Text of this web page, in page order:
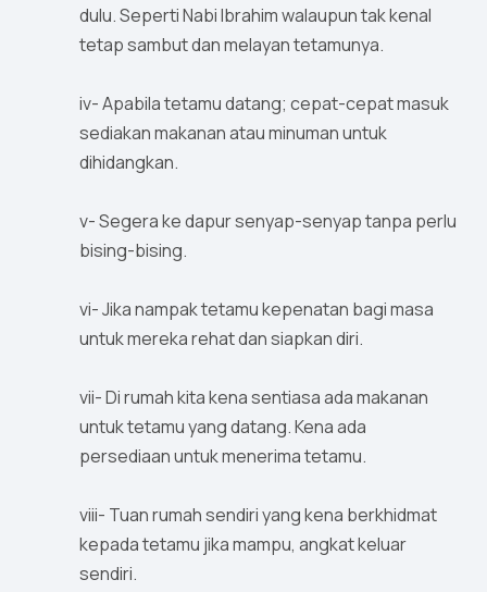
dulu. Seperti Nabi Ibrahim walaupun tak kenal
tetap sambut dan melayan tetamunya.
iv- Apabila tetamu datang; cepat-cepat masuk
sediakan makanan atau minuman untuk
dihidangkan.
v- Segera ke dapur senyap-senyap tanpa perlu
bising-bising.
vi- Jika nampak tetamu kepenatan bagi masa
untuk mereka rehat dan siapkan diri.
vii- Di rumah kita kena sentiasa ada makanan
untuk tetamu yang datang. Kena ada
persediaan untuk menerima tetamu.
viii- Tuan rumah sendiri yang kena berkhidmat
kepada tetamu jika mampu, angkat keluar
sendiri.